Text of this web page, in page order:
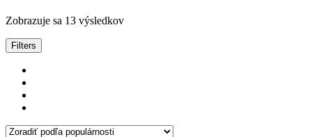
Zobrazuje sa 13 výsledkovZoradené
Filters